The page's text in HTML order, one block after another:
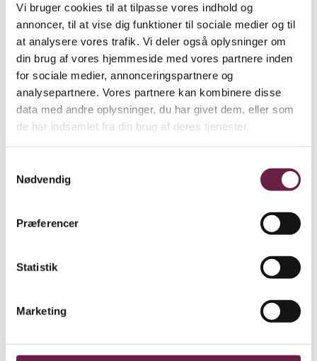
Vi bruger cookies til at tilpasse vores indhold og
annoncer, til at vise dig funktioner til sociale medier og til
at analysere vores trafik. Vi deler også oplysninger om
din brug af vores hjemmeside med vores partnere inden
for sociale medier, annonceringspartnere og
analysepartnere. Vores partnere kan kombinere disse
data med andre oplysninger, du har givet dem, eller som
de har indsamlet fra din brug af deres tjenester.
Nødvendig
Præferencer
Statistik
Marketing
BESTIL
Beskrivelse
Den populære Bernadotte kande –oprindeligt fremstillet i
sterlingsølv og senere i blankt rustfrit stål –fås nu i hvidt
porcelæn, som er en nyfortolkning af det klassiske design.
Porcelænskanden er en tilføjelse til den elskede Bernadotte
kollektion. Serien byder på ikonisk design af den svenske
med Georg Jensen i 1930’erne.
Vejl. pris Kr. 1048,-